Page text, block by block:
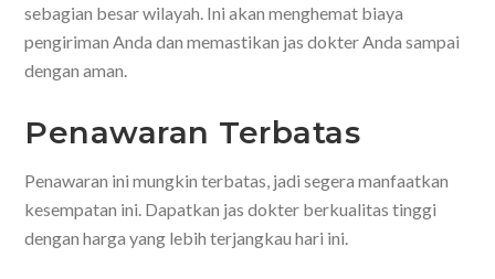
sebagian besar wilayah. Ini akan menghemat biaya
pengiriman Anda dan memastikan jas dokter Anda sampai
dengan aman.
Penawaran Terbatas
Penawaran ini mungkin terbatas, jadi segera manfaatkan
kesempatan ini. Dapatkan jas dokter berkualitas tinggi
dengan harga yang lebih terjangkau hari ini.